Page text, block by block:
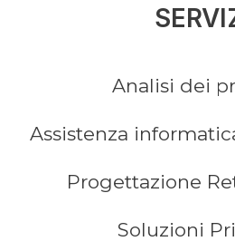
Analisi dei
Assistenza
Progettazione
Soluzioni